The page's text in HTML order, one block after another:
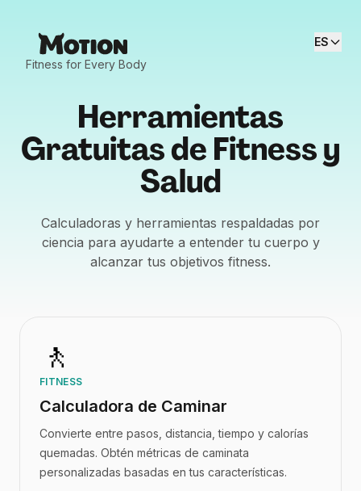
Fitness for Every Body
ES
Herramientas
Gratuitas de Fitness y
Salud
Calculadoras y herramientas respaldadas por
ciencia para ayudarte a entender tu cuerpo y
alcanzar tus objetivos fitness.
🚶
FITNESS
Calculadora de Caminar
Convierte entre pasos, distancia, tiempo y calorías
quemadas. Obtén métricas de caminata
personalizadas basadas en tus características.